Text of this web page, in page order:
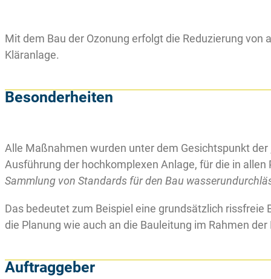
Mit dem Bau der Ozonung erfolgt die Reduzierung
Kläranlage.
Besonderheiten
Alle Maßnahmen wurden unter dem Gesichtspunkt
Ausführung der hochkomplexen Anlage, für die in
Sammlung von Standards für den Bau
Das bedeutet zum Beispiel eine grundsätzlich
die Planung wie auch an die Bauleitung im Rahmen der
Auftraggeber